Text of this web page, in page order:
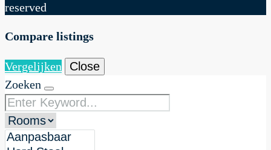
reserved
Compare listings
Vergelijken
Close
Zoeken